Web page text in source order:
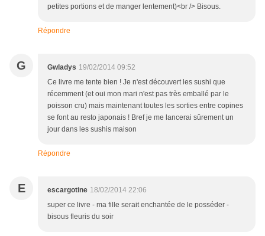
petites portions et de manger lentement)<br /> Bisous.
Répondre
G Gwladys 19/02/2014 09:52
Ce livre me tente bien ! Je n'est découvert les sushi que
récemment (et oui mon mari n'est pas très emballé par le
poisson cru) mais maintenant toutes les sorties entre copines
se font au resto japonais ! Bref je me lancerai sûrement un
jour dans les sushis maison
Répondre
E escargotine 18/02/2014 22:06
super ce livre - ma fille serait enchantée de le posséder -
bisous fleuris du soir